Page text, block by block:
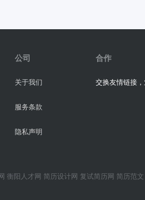
公司
关于我们
服务条款
隐私声明
合作
交换友情链接
衡阳人才网 简历设计网 复试简历网 简历范文